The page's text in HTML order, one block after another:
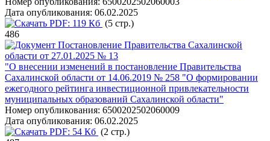
Дата опубликования: 06.02.2025
PDF: 119 Кб (5 стр.)
486
Постановление Правительства Сахалинской
области от 27.01.2025 № 13
"О внесении изменений в постановление Правительства
Сахалинской области от 14.06.2019 № 258 "О формировании
ежегодного рейтинга инвестиционной привлекательности
муниципальных образований Сахалинской области"
Номер опубликования: 6500202502060009
Дата опубликования: 06.02.2025
PDF: 54 Кб (2 стр.)